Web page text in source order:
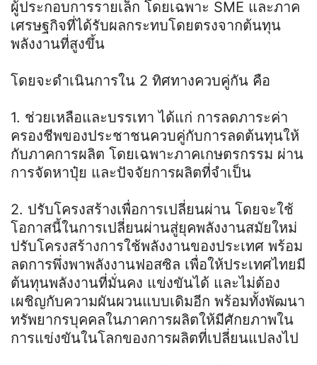
ผู้ประกอบการรายเล็ก โดยเฉพาะ SME และภาค
เศรษฐกิจที่ได้รับผลกระทบโดยตรงจากต้นทุน
พลังงานที่สูงขึ้น
โดยจะดำเนินการใน 2 ทิศทางควบคู่กัน คือ
1. ช่วยเหลือและบรรเทา ได้แก่ การลดภาระค่า
ครองชีพของประชาชนควบคู่กับการลดต้นทุนให้
กับภาคการผลิต โดยเฉพาะภาคเกษตรกรรม ผ่าน
การจัดหาปุ๋ย และปัจจัยการผลิตที่จำเป็น
2. ปรับโครงสร้างเพื่อการเปลี่ยนผ่าน โดยจะใช้
โอกาสนี้ในการเปลี่ยนผ่านสู่ยุคพลังงานสมัยใหม่
ปรับโครงสร้างการใช้พลังงานของประเทศ พร้อม
ลดการพึ่งพาพลังงานฟอสซิล เพื่อให้ประเทศไทยมี
ต้นทุนพลังงานที่มั่นคง แข่งขันได้ และไม่ต้อง
เผชิญกับความผันผวนแบบเดิมอีก พร้อมทั้งพัฒนา
ทรัพยากรบุคคลในภาคการผลิตให้มีศักยภาพใน
การแข่งขันในโลกของการผลิตที่เปลี่ยนแปลงไป